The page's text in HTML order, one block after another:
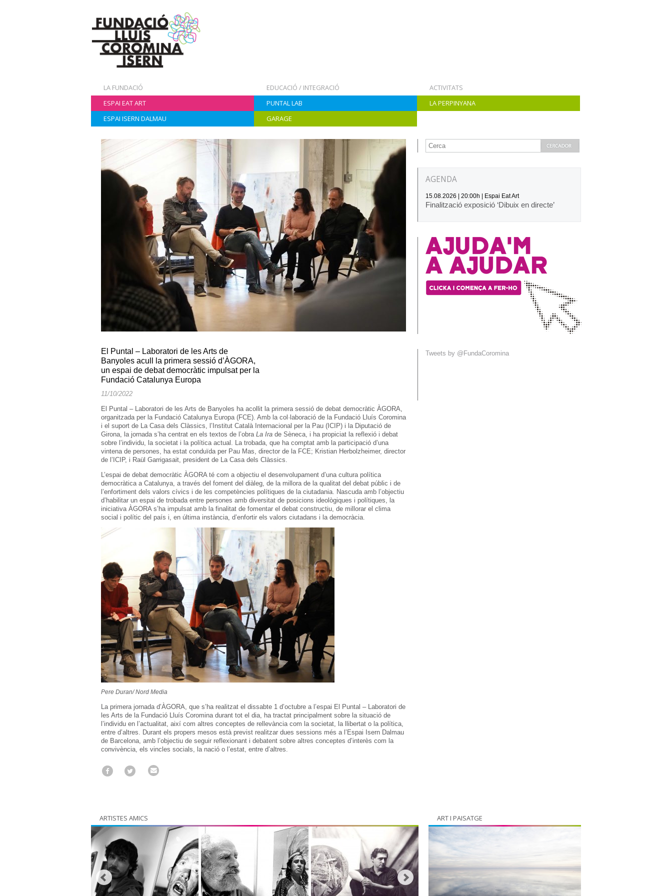
LA FUNDACIÓ EDUCACIÓ / INTEGRACIÓ
ACTIVITATS
ESPAI EAT ART
PUNTAL LAB
LA PERPINYANA
ESPAI ISERN DALMAU
GARAGE
El Puntal – Laboratori de les Arts de
Banyoles acull la primera sessió d’ÀGORA,
un espai de debat democràtic impulsat per la
Fundació Catalunya Europa
11/10/2022
El Puntal – Laboratori de les Arts de Banyoles ha acollit la primera sessió de debat democràtic ÀGORA,
organitzada per la Fundació Catalunya Europa (FCE). Amb la col·laboració de la Fundació Lluís Coromina
i el suport de La Casa dels Clàssics, l’Institut Català Internacional per la Pau (ICIP) i la Diputació de
Girona, la jornada s’ha centrat en els textos de l’obra La Ira de Sèneca, i ha propiciat la reflexió i debat
sobre l’individu, la societat i la política actual. La trobada, que ha comptat amb la participació d’una
vintena de persones, ha estat conduïda per Pau Mas, director de la FCE; Kristian Herbolzheimer, director
de l’ICIP, i Raül Garrigasait, president de La Casa dels Clàssics.
L’espai de debat democràtic ÀGORA té com a objectiu el desenvolupament d’una cultura política
democràtica a Catalunya, a través del foment del diàleg, de la millora de la qualitat del debat públic i de
l’enfortiment dels valors cívics i de les competències polítiques de la ciutadania. Nascuda amb l’objectiu
d’habilitar un espai de trobada entre persones amb diversitat de posicions ideològiques i polítiques, la
iniciativa ÀGORA s’ha impulsat amb la finalitat de fomentar el debat constructiu, de millorar el clima
social i polític del país i, en última instància, d’enfortir els valors ciutadans i la democràcia.
Pere Duran/ Nord Media
La primera jornada d’ÀGORA, que s’ha realitzat el dissabte 1 d’octubre a l’espai El Puntal – Laboratori de
les Arts de la Fundació Lluís Coromina durant tot el dia, ha tractat principalment sobre la situació de
l’individu en l’actualitat, així com altres conceptes de rellevància com la societat, la llibertat o la política,
entre d’altres. Durant els propers mesos està previst realitzar dues sessions més a l’Espai Isern Dalmau
de Barcelona, amb l’objectiu de seguir reflexionant i debatent sobre altres conceptes d’interès com la
convivència, els vincles socials, la nació o l’estat, entre d’altres.
AGENDA
15.08.2026 | 20:00h | Espai Eat Art
Finalització exposició ‘Dibuix en directe’
Tweets by @FundaCoromina
ARTISTES AMICS ART I PAISATGE